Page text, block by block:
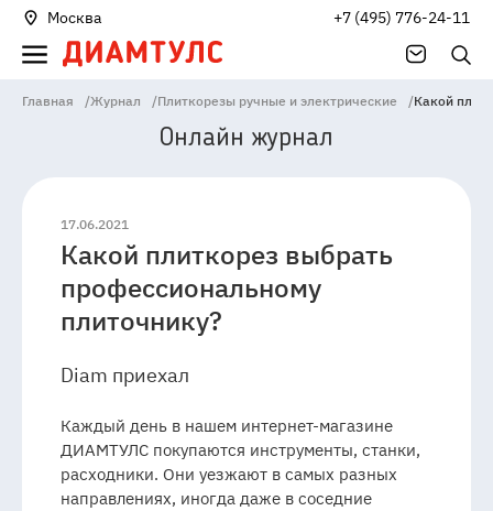
Москва +7 (495) 776-24-11
Главная /Журнал /Плиткорезы ручные и электрические /Какой
Онлайн журнал
17.06.2021
Какой плиткорез выбрать
профессиональному
плиточнику?
Diam приехал
Каждый день в нашем интернет-магазине
ДИАМТУЛС покупаются инструменты, станки,
расходники. Они уезжают в самых разных
направлениях, иногда даже в соседние
Московская
областьМытищиПроектируемыйпроезд
4529,
1А